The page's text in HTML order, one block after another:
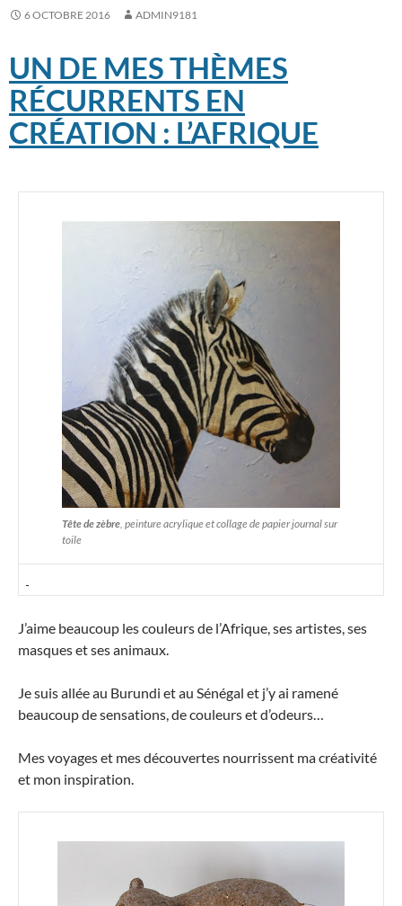
6 OCTOBRE 2016 ADMIN9181
UN DE MES THÈMES
RÉCURRENTS EN
CRÉATION : L’AFRIQUE
Tête de zèbre, peinture acrylique et collage de papier journal sur
toile
J’aime beaucoup les couleurs de l’Afrique, ses artistes, ses
masques et ses animaux.
Je suis allée au Burundi et au Sénégal et j’y ai ramené
beaucoup de sensations, de couleurs et d’odeurs…
Mes voyages et mes découvertes nourrissent ma créativité
et mon inspiration.